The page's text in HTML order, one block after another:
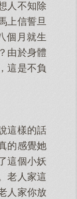
人不知除
上信誓旦
個月就生
由於身體
這是不負
這樣的話
的感覺她
這個小妖
老人家這
人家你放